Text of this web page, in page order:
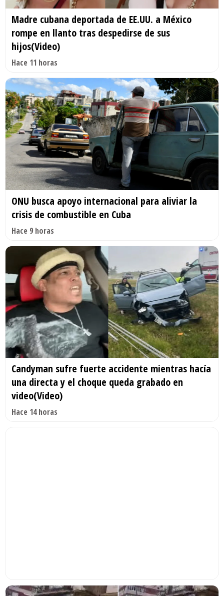
Madre cubana deportada de EE.UU. a México
rompe en llanto tras despedirse de sus
hijos(Video)
Hace 11 horas
ONU busca apoyo internacional para aliviar la
crisis de combustible en Cuba
Hace 9 horas
Candyman sufre fuerte accidente mientras hacía
una directa y el choque queda grabado en
video(Video)
Hace 14 horas